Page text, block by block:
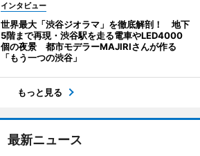
インタビュー
世界最大「渋谷ジオラマ」を徹底解剖！ 地下
5階まで再現・渋谷駅を走る電車やLED4000
個の夜景 都市モデラーMAJIRIさんが作る
「もう一つの渋谷」
もっと見る
最新ニュース